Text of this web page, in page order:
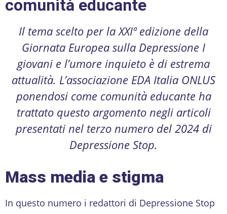
comunità educante
Il tema scelto per la XXIª edizione della
Giornata Europea sulla Depressione I
giovani e l’umore inquieto è di estrema
attualità. L’associazione EDA Italia ONLUS
ponendosi come comunità educante ha
trattato questo argomento negli articoli
presentati nel terzo numero del 2024 di
Depressione Stop.
Mass media e stigma
In questo numero i redattori di Depressione Stop